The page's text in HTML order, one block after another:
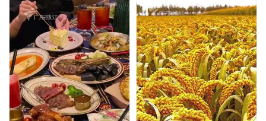
攻略 #亲子游玩好去处
#白蒲市场 #吃海鲜大
餐 #海陵岛美食